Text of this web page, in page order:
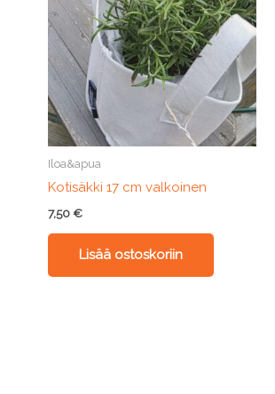
Iloa&apua
Kotisäkki 17 cm valkoinen
7,50€
Lisää ostoskoriin